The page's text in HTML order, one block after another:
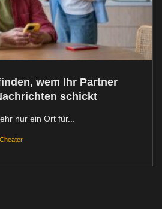
wem Ihr Partner
schickt
nur ein Ort für...